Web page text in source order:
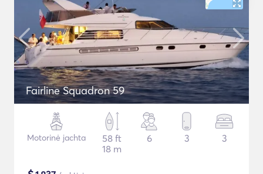
Fairline Squadron 59
Motorinė jachta
58 ft
18 m
6 3 3